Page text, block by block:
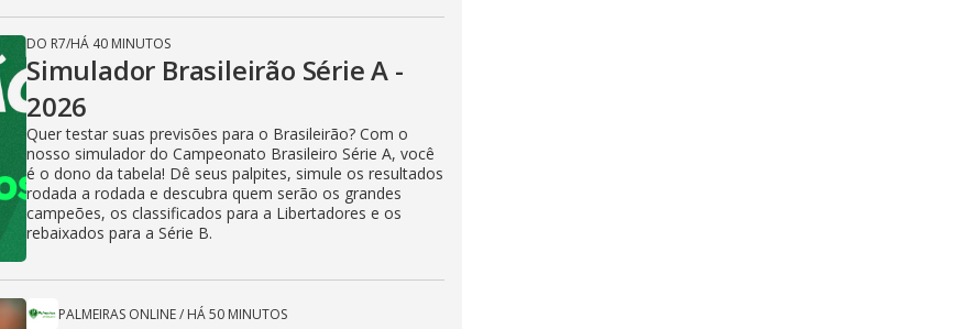
DO R7/HÁ 40 MINUTOS
Simulador Brasileirão Série A -
2026
Quer testar suas previsões para o Brasileirão? Com o
nosso simulador do Campeonato Brasileiro Série A, você
é o dono da tabela! Dê seus palpites, simule os resultados
rodada a rodada e descubra quem serão os grandes
campeões, os classificados para a Libertadores e os
rebaixados para a Série B.
PALMEIRAS ONLINE/ HÁ 50 MINUTOS